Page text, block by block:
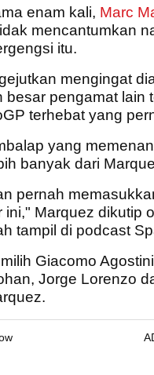
enam kali, Marc
mencantumkan
itu.
mengingat
besar pengamat lain
terhebat yang
yang
banyak dari
pernah
ini," Marquez dikutip
tampil di podcast
Giacomo
Jorge Lorenzo